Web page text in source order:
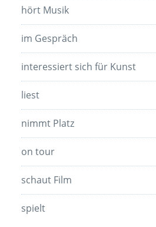
hört Musik
im Gespräch
interessiert sich für Kunst
liest
nimmt Platz
on tour
schaut Film
spielt